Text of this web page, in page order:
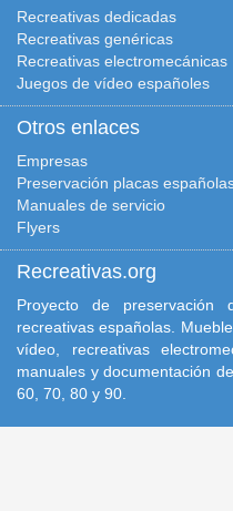
Recreativas dedicadas
Recreativas genéricas
Recreativas electromecánicas
Juegos de vídeo españoles
Otros enlaces
Empresas
Preservación placas
Manuales de servicio
Flyers
Recreativas.org
Proyecto de
recreativas españolas.
vídeo, recreativas
manuales y documentación
60, 70, 80 y 90.